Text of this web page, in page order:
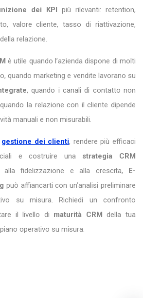
dei KPI più rilevanti: retention,
valore cliente, tasso di riattivazione,
relazione.
è utile quando l’azienda dispone di molti
quando marketing e vendite lavorano su
, quando i canali di contatto non
la relazione con il cliente dipende
manuali e non misurabili.
gestione dei clienti, rendere più efficaci
e costruire una strategia CRM
alla fidelizzazione e alla crescita, E-
può affiancarti con un’analisi preliminare
su misura. Richiedi un confronto
il livello di maturità CRM della tua
operativo su misura.